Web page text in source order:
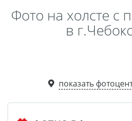
печать
Мультипанно
Фото на холсте с
в
показать